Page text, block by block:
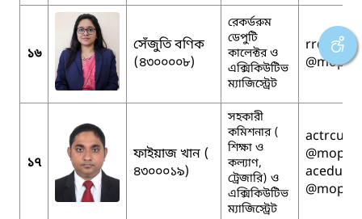
১৬
সেঁজুতি বণিক
(৪৩০০০০৮)
রেকর্ডরুম
ডেপুটি
কালেক্টর ও
এক্সিকিউটিভ
ম্যাজিস্ট্রেট
১৭
ফাইয়াজ খান (
৪৩০০০১৯)
সহকারী
কমিশনার (
শিক্ষা ও
কল্যাণ,
ট্রেজারি) ও
এক্সিকিউটিভ
ম্যাজিস্ট্রেট